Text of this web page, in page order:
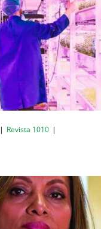
| Revista 1010 |